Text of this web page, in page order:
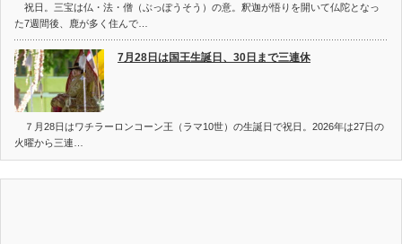
祝日。三宝は仏・法・僧（ぶっぽうそう）の意。釈迦が悟りを開いて仏陀となっ
た7週間後、鹿が多く住んで…
7月28日は国王生誕日、30日まで三連休
７月28日はワチラーロンコーン王（ラマ10世）の生誕日で祝日。2026年は27日の
火曜から三連…